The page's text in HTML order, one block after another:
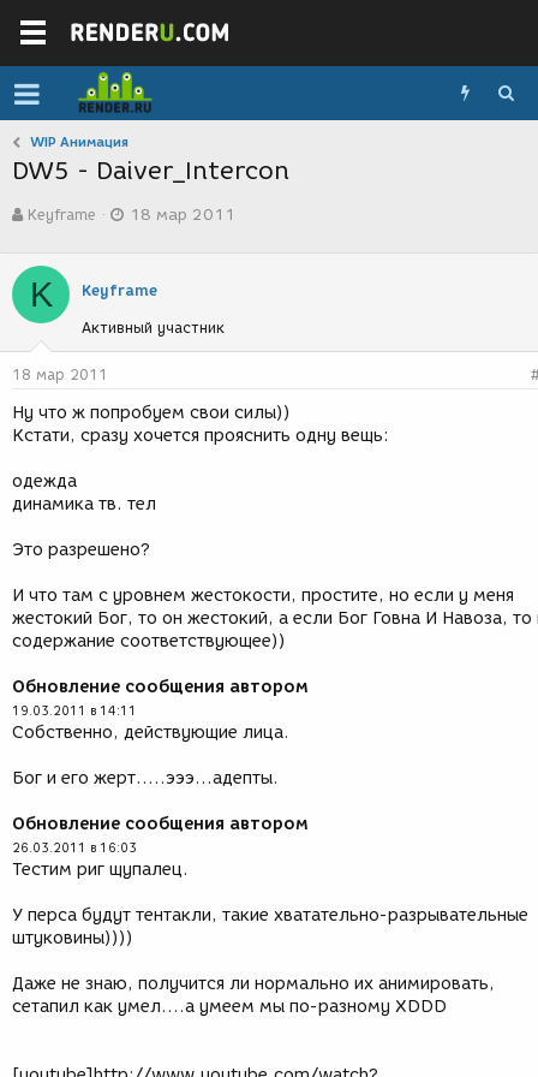
WIP Анимация
DW5 - Daiver_Intercon
в
о
р
т
е
м
ы
Keyframe
а
с
з
д
и
я
18 мар 2011
K Keyframe
Активный участник
18 мар 2011
Ну что ж попробуем свои силы))
Кстати, сразу хочется прояснить одну вещь:
одежда
динамика тв. тел
Это разрешено?
И что там с уровнем жестокости, простите, но если у меня
жестокий Бог, то он жестокий, а если Бог Говна И Навоза, то
содержание соответствующее))
Обновление сообщения автором
19.03.2011 в 14:11
Собственно, действующие лица.
Бог и его жерт.....эээ...адепты.
Обновление сообщения автором
26.03.2011 в 16:03
Тестим риг щупалец.
У перса будут тентакли, такие хватательно-разрывательные
штуковины))))
Даже не знаю, получится ли нормально их анимировать,
сетапил как умел....а умеем мы по-разному XDDD